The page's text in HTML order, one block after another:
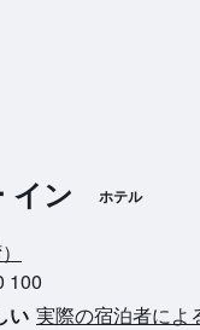
イン ホテル
100
い 実際の宿泊者によ